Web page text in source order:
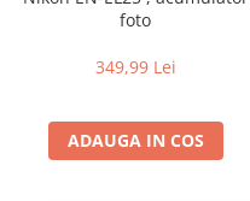
Accesorii diverse
foto
349,99 Lei
ADAUGA IN COS